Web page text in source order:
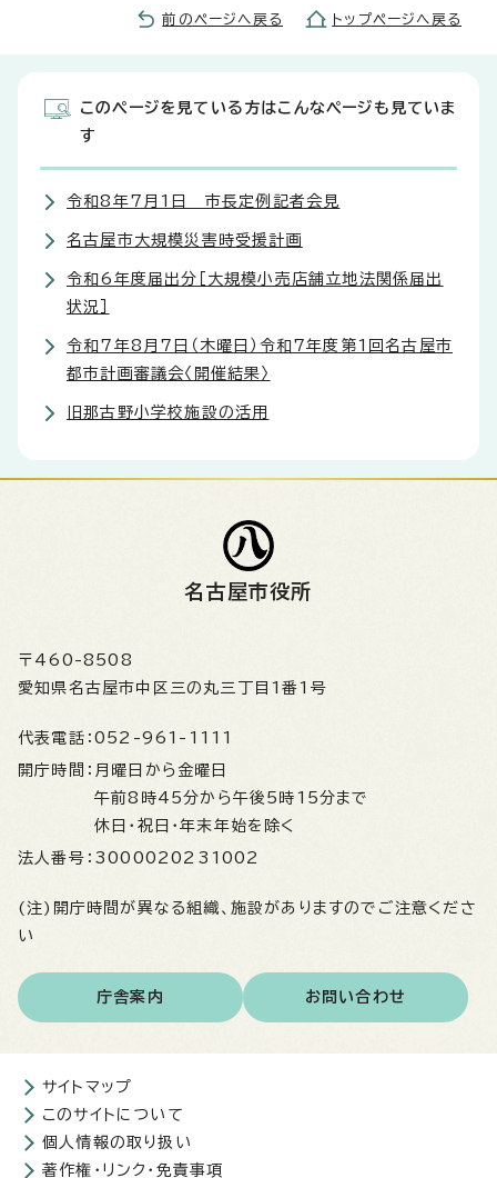
前のページへ戻る トップページへ戻る
このページを見ている方はこんなページも見ていま
す
令和8年7月1日 市長定例記者会見
名古屋市大規模災害時受援計画
令和6年度届出分［大規模小売店舗立地法関係届出
状況］
令和7年8月7日（木曜日）令和7年度第1回名古屋市
都市計画審議会〈開催結果〉
旧那古野小学校施設の活用
名古屋市役所
〒460-8508
愛知県名古屋市中区三の丸三丁目1番1号
代表電話： 052-961-1111
開庁時間： 月曜日から金曜日
午前8時45分から午後5時15分まで
休日・祝日・年末年始を除く
法人番号： 3000020231002
(注)開庁時間が異なる組織、施設がありますのでご注意くださ
い
庁舎案内 お問い合わせ
サイトマップ
このサイトについて
個人情報の取り扱い
著作権・リンク・免責事項